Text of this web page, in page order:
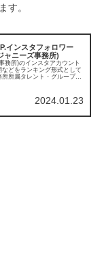
す。
インスタフォロワー
ャニーズ事務所)
務所)のインスタアカウント
どをランキング形式として
所属タレント・グループの
2024.01.23